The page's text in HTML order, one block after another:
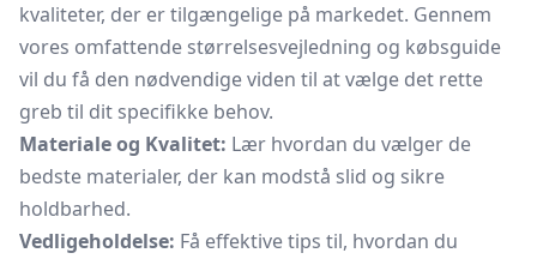
kvaliteter, der er tilgængelige på markedet. Gennem
vores omfattende størrelsesvejledning og købsguide
vil du få den nødvendige viden til at vælge det rette
greb til dit specifikke behov.
Materiale og Kvalitet: Lær hvordan du vælger de
bedste materialer, der kan modstå slid og sikre
holdbarhed.
Vedligeholdelse: Få effektive tips til, hvordan du